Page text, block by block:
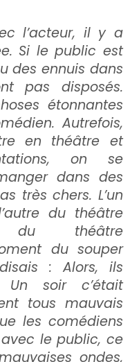
l’acteur, il y a
Si le public est
des ennuis dans
pas disposés.
étonnantes
Autrefois,
en théâtre et
on se
dans des
très chers. L’un
du théâtre
du théâtre
du souper
: Alors, ils
soir c’était
tous mauvais
les comédiens
le public, ce
ondes,